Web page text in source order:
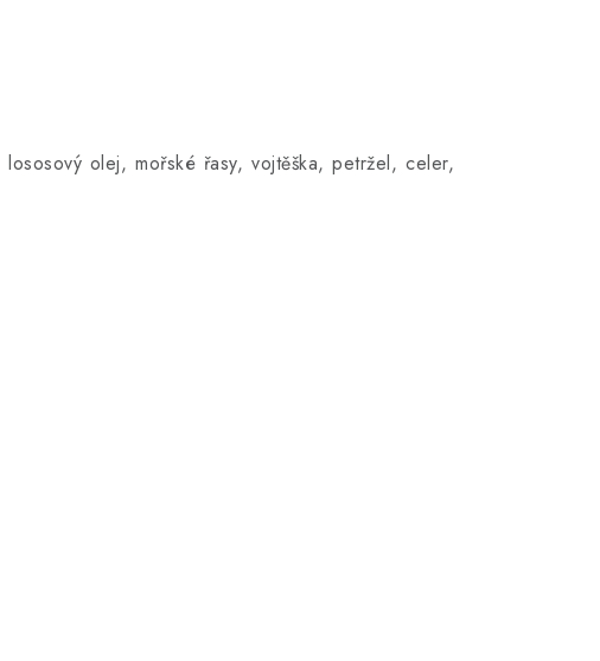
olej, mořské řasy, vojtěška, petržel, celer,